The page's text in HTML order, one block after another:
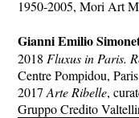
1950-2005, Mori Art
Gianni Emilio
2018 Fluxus in Paris.
Centre Pompidou,
2017 Arte Ribelle,
Gruppo Credito